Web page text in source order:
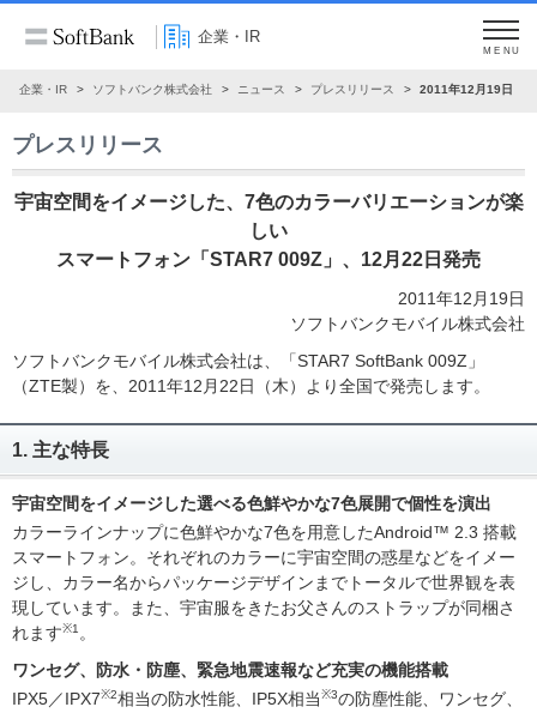
企業・IR
MENU
企業・IR ソフトバンク株式会社 ニュース プレスリリース 2011年12月19日
プレスリリース
宇宙空間をイメージした、7色のカラーバリエーションが楽
しい
スマートフォン「STAR7 009Z」、12月22日発売
2011年12月19日
ソフトバンクモバイル株式会社
ソフトバンクモバイル株式会社は、「STAR7 SoftBank 009Z」
（ZTE製）を、2011年12月22日（木）より全国で発売します。
1. 主な特長
宇宙空間をイメージした選べる色鮮やかな7色展開で個性を演出
カラーラインナップに色鮮やかな7色を用意したAndroid™ 2.3 搭載
スマートフォン。それぞれのカラーに宇宙空間の惑星などをイメー
ジし、カラー名からパッケージデザインまでトータルで世界観を表
現しています。また、宇宙服をきたお父さんのストラップが同梱さ
れます※1 。
ワンセグ、防水・防塵、緊急地震速報など充実の機能搭載
IPX5／IPX7※2相当の防水性能、IP5X相当※3の防塵性能、ワンセグ、